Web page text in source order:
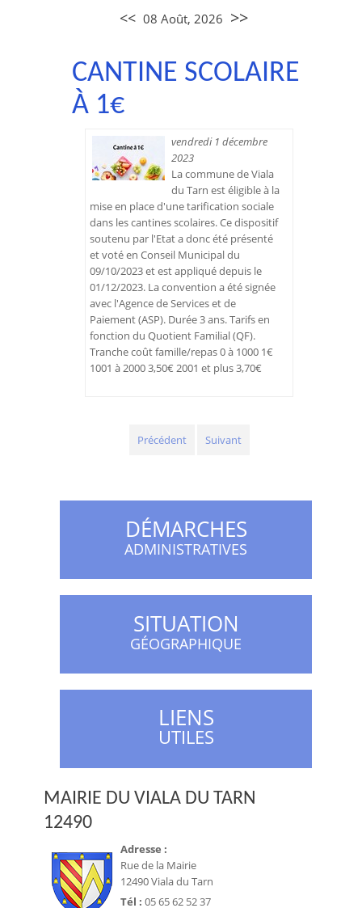
<< 08 Août, 2026 >>
CANTINE SCOLAIRE
À 1€
vendredi 1 décembre
2023
La commune de Viala
du Tarn est éligible à la
mise en place d'une tarification sociale
dans les cantines scolaires. Ce dispositif
soutenu par l'Etat a donc été présenté
et voté en Conseil Municipal du
09/10/2023 et est appliqué depuis le
01/12/2023. La convention a été signée
avec l'Agence de Services et de
Paiement (ASP). Durée 3 ans. Tarifs en
fonction du Quotient Familial (QF).
Tranche coût famille/repas 0 à 1000 1€
1001 à 2000 3,50€ 2001 et plus 3,70€
Précédent Suivant
DÉMARCHES
ADMINISTRATIVES
SITUATION
GÉOGRAPHIQUE
LIENS
UTILES
MAIRIE DU VIALA DU TARN
12490
Adresse :
Rue de la Mairie
12490 Viala du Tarn
Tél : 05 65 62 52 37